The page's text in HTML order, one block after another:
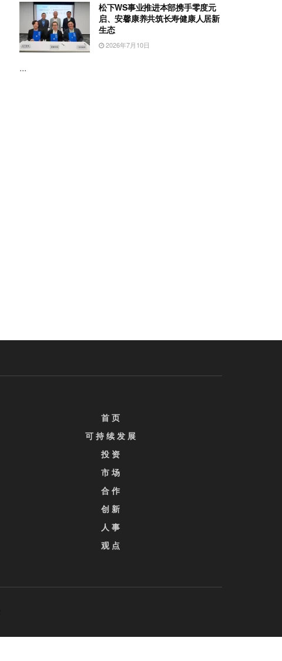
松下WS事业推进本部携手零度元
启、安馨康养共筑长寿健康人居新
生态
2026年7月10日
...
首 页
可 持 续 发 展
投 资
市 场
合 作
创 新
人 事
观 点